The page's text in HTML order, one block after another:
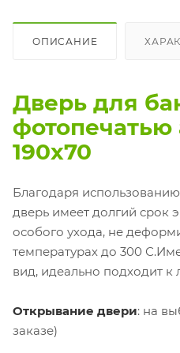
ОПИСАНИЕ
Дверь для
фотопечатью
190х70
Благодаря
дверь имеет долгий срок
особого ухода, не
температурах до 300
вид, идеально подходит к
Открывание двери: на
заказе)